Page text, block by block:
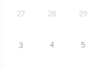
27 28 29
3 4 5